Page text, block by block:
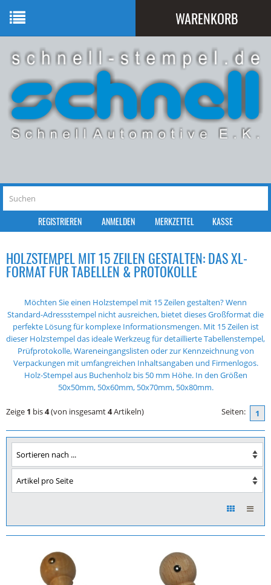
WARENKORB
Ihr Warenkorb ist leer.
REGISTRIEREN ANMELDEN MERKZETTEL KASSE
HOLZSTEMPEL MIT 15 ZEILEN GESTALTEN: DAS XL-
FORMAT FÜR TABELLEN & PROTOKOLLE
Möchten Sie einen Holzstempel mit 15 Zeilen gestalten? Wenn
Standard-Adressstempel nicht ausreichen, bietet dieses Großformat die
perfekte Lösung für komplexe Informationsmengen. Mit 15 Zeilen ist
dieser Holzstempel das ideale Werkzeug für detaillierte Tabellenstempel,
Prüfprotokolle, Wareneingangslisten oder zur Kennzeichnung von
Verpackungen mit umfangreichen Inhaltsangaben und Firmenlogos.
Holz-Stempel aus Buchenholz bis 50 mm Höhe. In den Größen
50x50mm, 50x60mm, 50x70mm, 50x80mm.
Zeige 1 bis4(von insgesamt4Artikeln) Seiten: 1